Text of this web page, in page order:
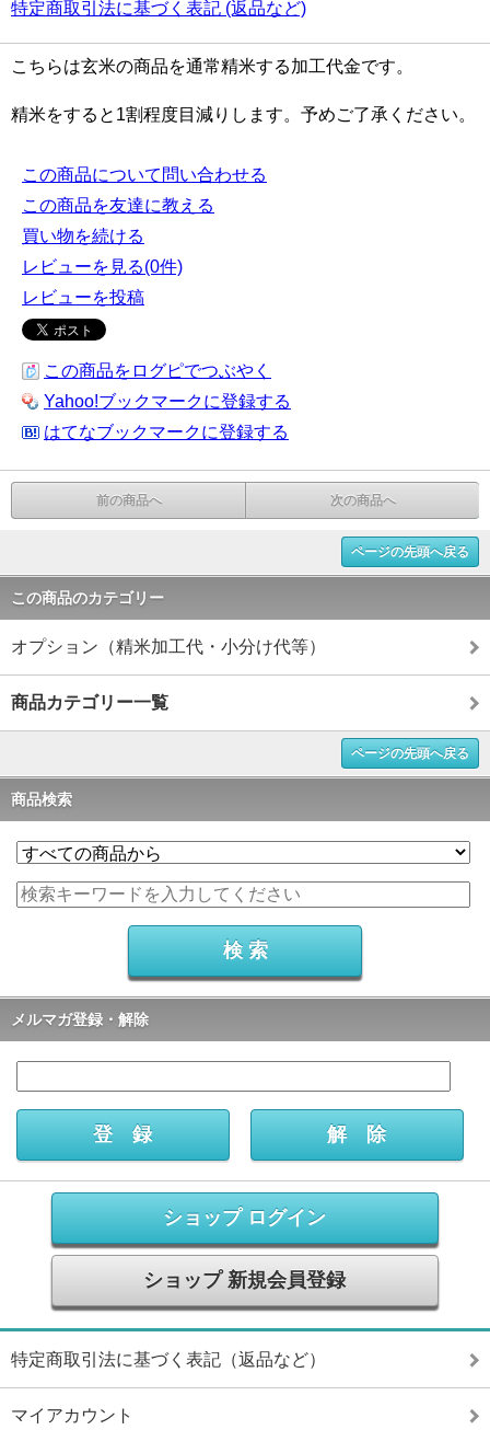
特定商取引法に基づく表記 (返品など)
こちらは玄米の商品を通常精米する加工代金です。
精米をすると1割程度目減りします。予めご了承ください。
この商品について問い合わせる
この商品を友達に教える
買い物を続ける
レビューを見る(0件)
レビューを投稿
この商品をログピでつぶやく
Yahoo!ブックマークに登録する
はてなブックマークに登録する
前の商品へ 次の商品へ
ページの先頭へ戻る
この商品のカテゴリー
オプション（精米加工代・小分け代等）
商品カテゴリー一覧
ページの先頭へ戻る
商品検索
メルマガ登録・解除
ショップ ログイン
ショップ 新規会員登録
特定商取引法に基づく表記（返品など）
マイアカウント